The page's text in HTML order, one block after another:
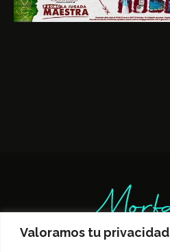
Valoramos tu privacidad